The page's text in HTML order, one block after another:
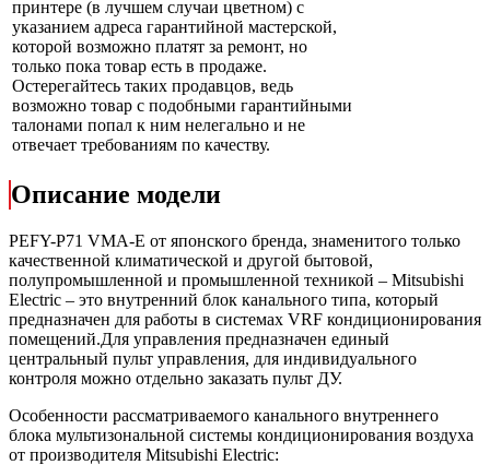
принтере (в лучшем случаи цветном) с
указанием адреса гарантийной мастерской,
которой возможно платят за ремонт, но
только пока товар есть в продаже.
Остерегайтесь таких продавцов, ведь
возможно товар с подобными гарантийными
талонами попал к ним нелегально и не
отвечает требованиям по качеству.
Описание модели
PEFY-P71 VMA-E от японского бренда, знаменитого только
качественной климатической и другой бытовой,
полупромышленной и промышленной техникой – Mitsubishi
Electric – это внутренний блок канального типа, который
предназначен для работы в системах VRF кондиционирования
помещений.Для управления предназначен единый
центральный пульт управления, для индивидуального
контроля можно отдельно заказать пульт ДУ.
Особенности рассматриваемого канального внутреннего
блока мультизональной системы кондиционирования воздуха
от производителя Mitsubishi Electric: